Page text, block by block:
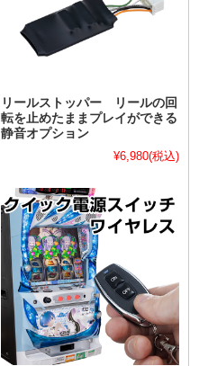
リールストッパー リールの回
転を止めたままプレイができる
静音オプション
¥6,980(税込)